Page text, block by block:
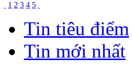
1 2 3 4 5
Tin tiêu điểm
Tin mới nhất